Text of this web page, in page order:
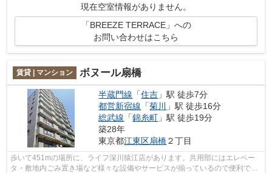
現在空室情報がありません。
「BREEZE TERRACE」への
お問い合わせはこちら
賃貸 | マンション ボヌール扇橋
半蔵門線 「住吉 」駅 徒歩7分
都営新宿線 「菊川
」駅 徒歩16分
総武線 「錦糸町 」駅 徒歩19分
築28年
東京都江東区扇橋２丁目
歩いて451mの場所に、ライフ深川猿江店があります。共用部にはエレベー
タ・敷地内ごみ置き場など様々な設備やサービスが揃っているので便利で